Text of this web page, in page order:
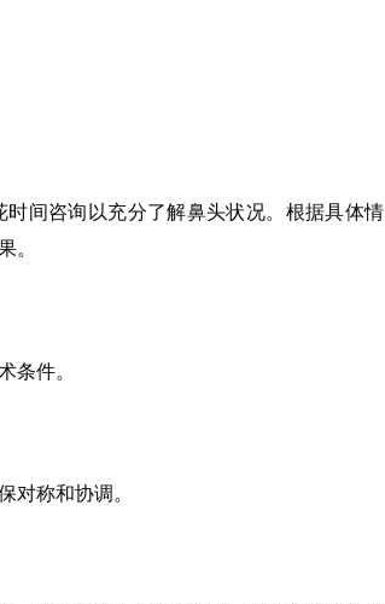
间咨询以充分了解鼻头状况。根据具体情
。
条件。
对称和协调。